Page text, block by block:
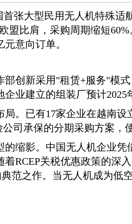
张大型民用无人机特殊适
比肩，采购周期缩短
意向订单。
创新采用"租赁+服务"模
业建立的组装厂预计2025
。已有17家企业在越南
司承保的分期采购方案，
缩影。中国无人机企业
RCEP关税优惠政策的深
范之作。当无人机成为低